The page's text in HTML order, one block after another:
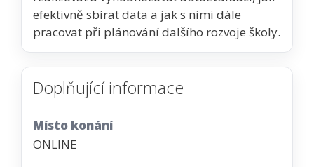
efektivně sbírat data a jak s nimi dále
pracovat při plánování dalšího rozvoje školy.
Doplňující informace
Místo konání
ONLINE